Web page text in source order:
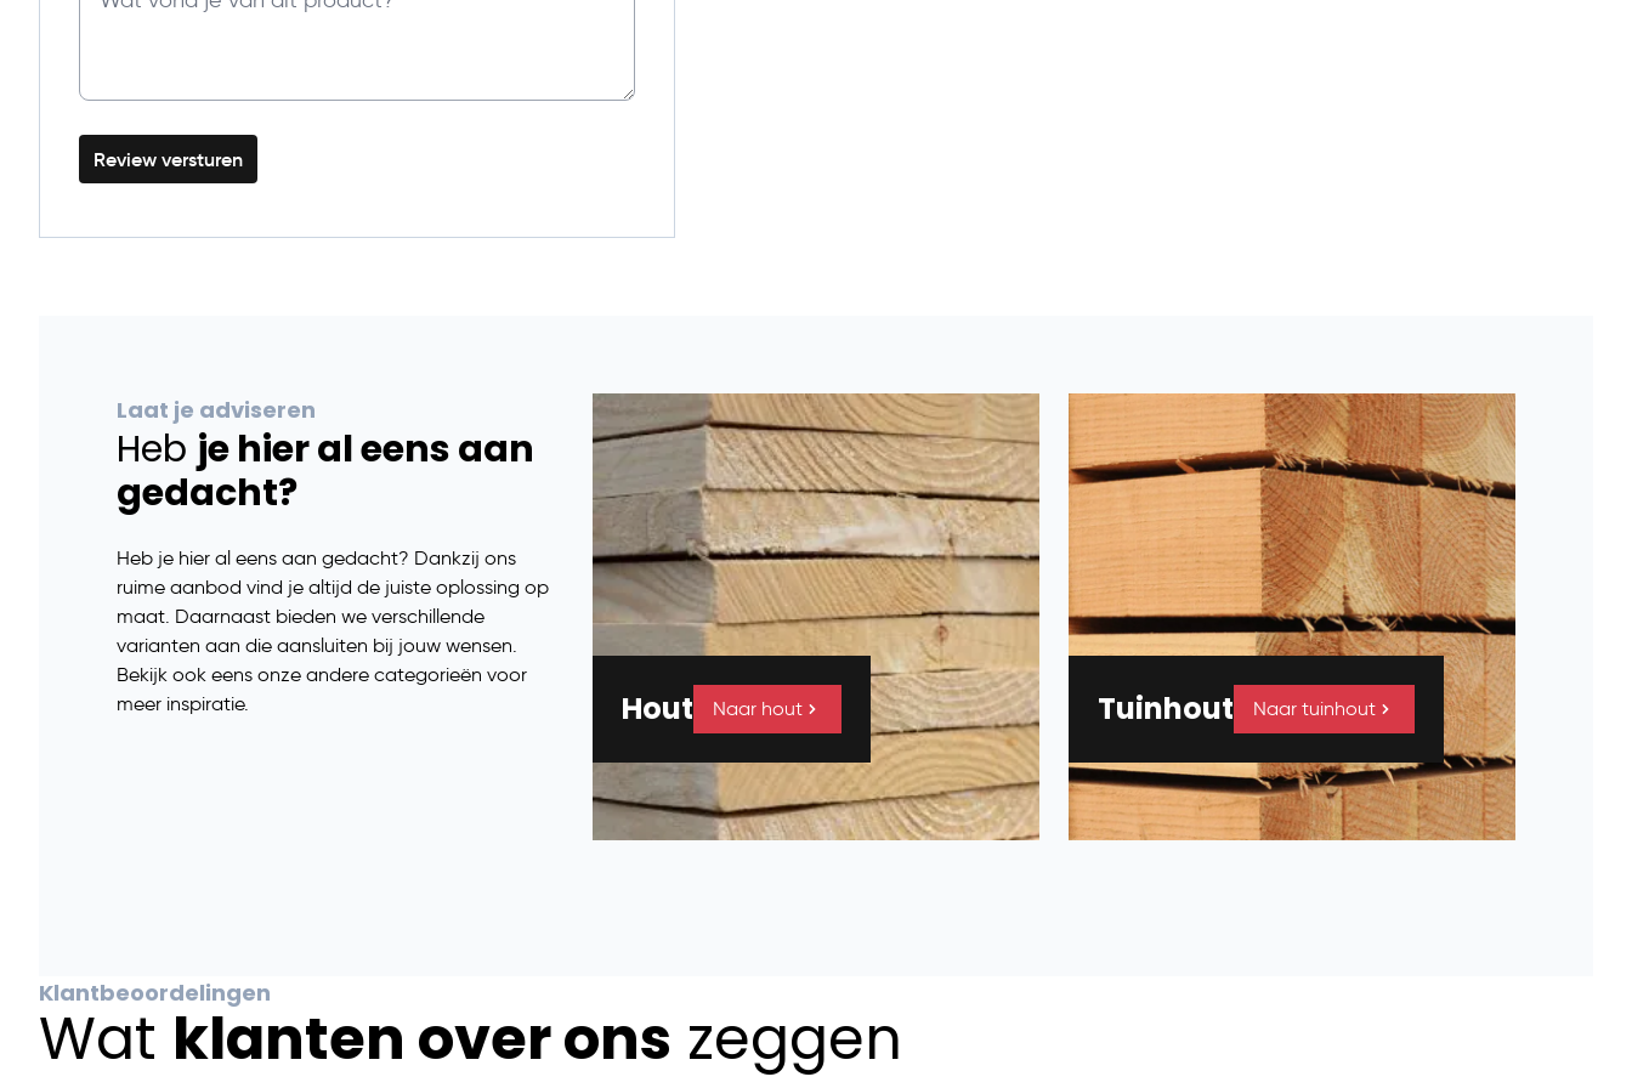
Review versturen
Laat je adviseren
Heb je hier al eens aan
gedacht?
Heb je hier al eens aan gedacht? Dankzij ons
ruime aanbod vind je altijd de juiste oplossing op
maat. Daarnaast bieden we verschillende
varianten aan die aansluiten bij jouw wensen.
Bekijk ook eens onze andere categorieën voor
meer inspiratie.
Hout Naar hout Tuinhout Naar tuinhout
Klantbeoordelingen
Wat klanten over ons zeggen